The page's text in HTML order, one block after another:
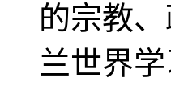
的宗教
兰世界